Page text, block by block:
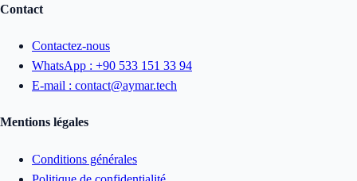
Contact
Contactez-nous
WhatsApp : +90 533 151 33 94
E-mail : contact@aymar.tech
Mentions légales
Conditions générales